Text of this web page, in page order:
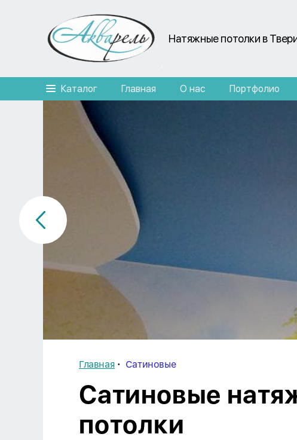
Натяжные потолки в
Каталог Главная О нас Портфолио
Главная Сатиновые
Сатиновые
потолки